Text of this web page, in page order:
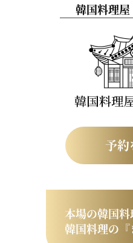
韓国料理屋
予約
本場の韓国
韓国料理の『